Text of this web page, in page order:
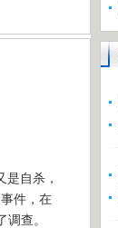
自杀，
件，在
查。